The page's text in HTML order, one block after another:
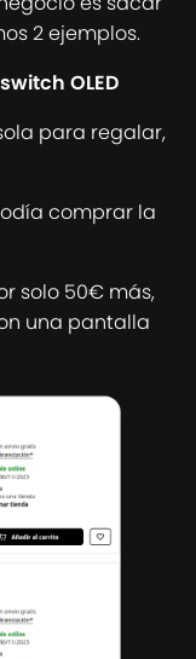
2 ejemplos.
OLED
para regalar,
comprar la
solo 50€ más,
una pantalla